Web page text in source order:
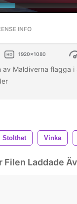
INFO
1920x1080
av Maldiverna flagga
Stolthet Vinka
Filen Laddade